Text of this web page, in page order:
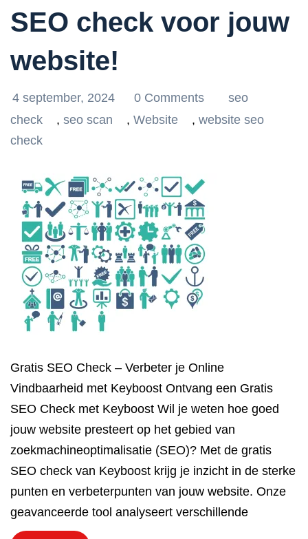
SEO check voor jouw
website!
4 september, 2024 0 Comments
seo
check
, seo scan , Website , website seo
check
Gratis SEO Check – Verbeter je Online
Vindbaarheid met Keyboost Ontvang een Gratis
SEO Check met Keyboost Wil je weten hoe goed
jouw website presteert op het gebied van
zoekmachineoptimalisatie (SEO)? Met de gratis
SEO check van Keyboost krijg je inzicht in de sterke
punten en verbeterpunten van jouw website. Onze
geavanceerde tool analyseert verschillende